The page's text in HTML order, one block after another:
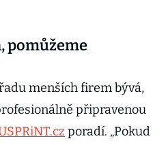
pomůžeme
menších firem bývá,
připravenou
poradí. „Pokud